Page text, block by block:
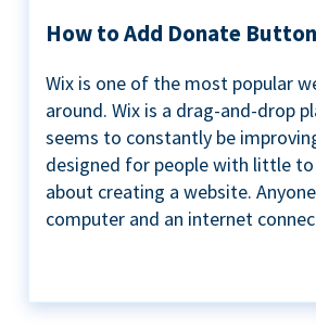
How to Add Donate
Wix is one of the most popular
around. Wix is a drag-and-drop
seems to constantly be
designed for people with little
about creating a website.
computer and an internet